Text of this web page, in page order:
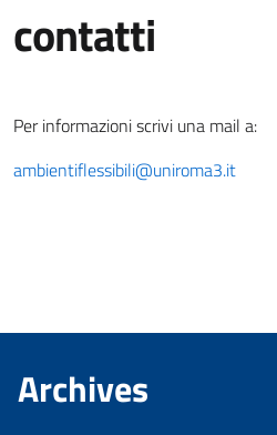
contatti
Per informazioni scrivi una mail a:
ambientiflessibili@uniroma3.it
Archives